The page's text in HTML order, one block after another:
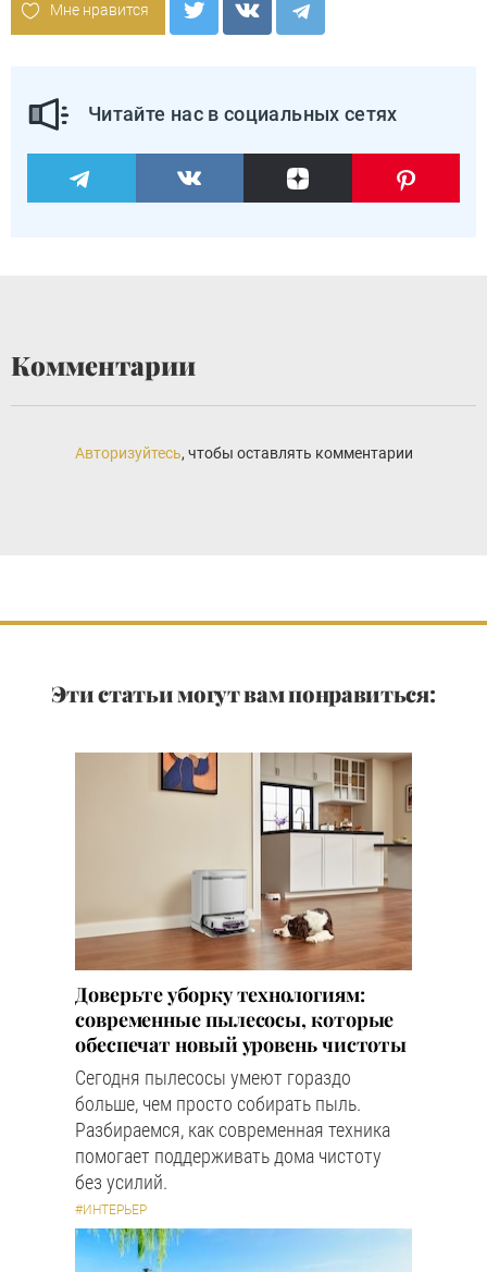
Мне нравится
Читайте нас в социальных сетях
Комментарии
Авторизуйтесь, чтобы оставлять комментарии
Эти статьи могут вам понравиться:
Доверьте уборку технологиям:
современные пылесосы, которые
обеспечат новый уровень чистоты
Сегодня пылесосы умеют гораздо
больше, чем просто собирать пыль.
Разбираемся, как современная техника
помогает поддерживать дома чистоту
без усилий.
#ИНТЕРЬЕР